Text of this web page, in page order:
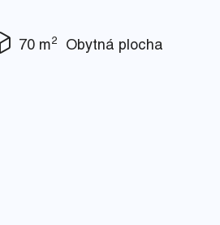
70 m2 Obytná plocha